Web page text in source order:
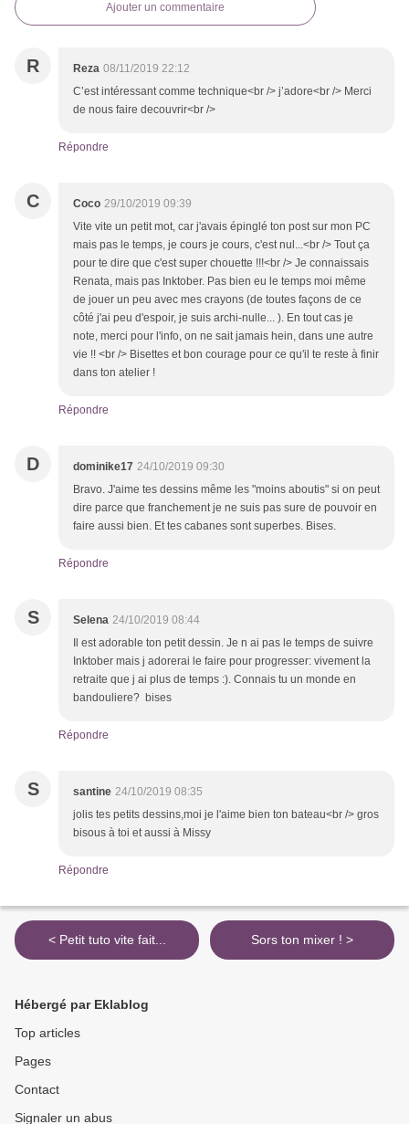
Ajouter un commentaire
R Reza 08/11/2019 22:12
C’est intéressant comme technique<br /> j’adore<br /> Merci
de nous faire decouvrir<br />
Répondre
C Coco 29/10/2019 09:39
Vite vite un petit mot, car j'avais épinglé ton post sur mon PC
mais pas le temps, je cours je cours, c'est nul...<br /> Tout ça
pour te dire que c'est super chouette !!!<br /> Je connaissais
Renata, mais pas Inktober. Pas bien eu le temps moi même
de jouer un peu avec mes crayons (de toutes façons de ce
côté j'ai peu d'espoir, je suis archi-nulle... ). En tout cas je
note, merci pour l'info, on ne sait jamais hein, dans une autre
vie !! <br /> Bisettes et bon courage pour ce qu'il te reste à finir
dans ton atelier !
Répondre
D dominike17 24/10/2019 09:30
Bravo. J'aime tes dessins même les "moins aboutis" si on peut
dire parce que franchement je ne suis pas sure de pouvoir en
faire aussi bien. Et tes cabanes sont superbes. Bises.
Répondre
S Selena 24/10/2019 08:44
Il est adorable ton petit dessin. Je n ai pas le temps de suivre
Inktober mais j adorerai le faire pour progresser: vivement la
retraite que j ai plus de temps :). Connais tu un monde en
bandouliere? bises
Répondre
S santine 24/10/2019 08:35
jolis tes petits dessins,moi je l'aime bien ton bateau<br /> gros
bisous à toi et aussi à Missy
Répondre
< Petit tuto vite fait... Sors ton mixer ! >
Hébergé par Eklablog
Top articles
Pages
Contact
Signaler un abus